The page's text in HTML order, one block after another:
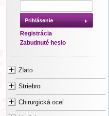
Prihlásenie
Registrácia
Zabudnuté heslo
Zlato
Striebro
Chirurgická oceľ